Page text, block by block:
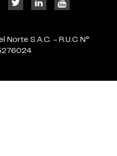
Norte S.A.C. - R.U.C N°